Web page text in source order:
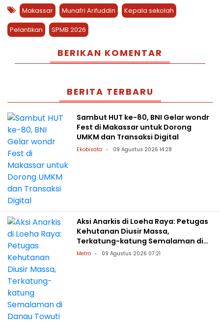
Makassar Munafri Arifuddin Kepala sekolah
Pelantikan SPMB 2026
BERIKAN KOMENTAR
BERITA TERBARU
Sambut HUT ke-80, BNI Gelar wondr
Fest di Makassar untuk Dorong
UMKM dan Transaksi Digital
Ekobisata 09 Agustus 2026 14:28
Aksi Anarkis di Loeha Raya: Petugas
Kehutanan Diusir Massa,
Terkatung-katung Semalaman di
Danau Towuti
Metro 09 Agustus 2026 07:21